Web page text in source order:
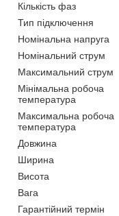
Кількість фаз
Тип підключення
Номінальна напруга
Номінальний струм
Максимальний струм
Мінімальна робоча
температура
Максимальна робоча
температура
Довжина
Ширина
Висота
Вага
Гарантійний термін